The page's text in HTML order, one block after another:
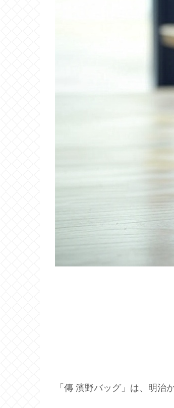
「傳 濱野バッグ」は、明治